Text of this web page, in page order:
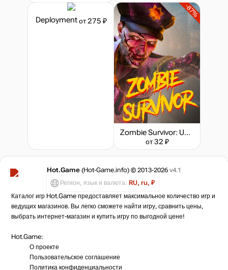
Deploymentот 275 ₽
-87%
Zombie Survivor: Undead City Attack
от 32 ₽
Hot.Game (Hot-Game.info) © 2013-2026 v4.1
Регион, язык и валюта: RU, ru, ₽
Каталог игр Hot.Game предоставляет максимальное количество игр и
ведущих магазинов. Вы легко сможете найти игру, сравнить цены,
выбрать интернет-магазин и купить игру по выгодной цене!
Hot.Game:
О проекте
Пользовательское соглашение
Политика конфиденциальности